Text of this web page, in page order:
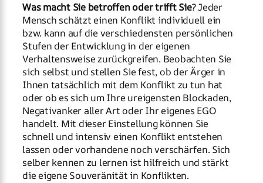
Was macht Sie betroffen oder trifft Sie? Jeder
Mensch schätzt einen Konflikt individuell ein
bzw. kann auf die verschiedensten persönlichen
Stufen der Entwicklung in der eigenen
Verhaltensweise zurückgreifen. Beobachten Sie
sich selbst und stellen Sie fest, ob der Ärger in
Ihnen tatsächlich mit dem Konflikt zu tun hat
oder ob es sich um Ihre ureigensten Blockaden,
Negativanker aller Art oder Ihr eigenes EGO
handelt. Mit dieser Einstellung können Sie
schnell und intensiv einen Konflikt entstehen
lassen oder vorhandene noch verschärfen. Sich
selber kennen zu lernen ist hilfreich und stärkt
die eigene Souveränität in Konflikten.